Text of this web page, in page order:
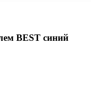
BEST синий